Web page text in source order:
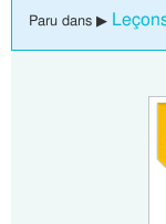
Paru dans ▶